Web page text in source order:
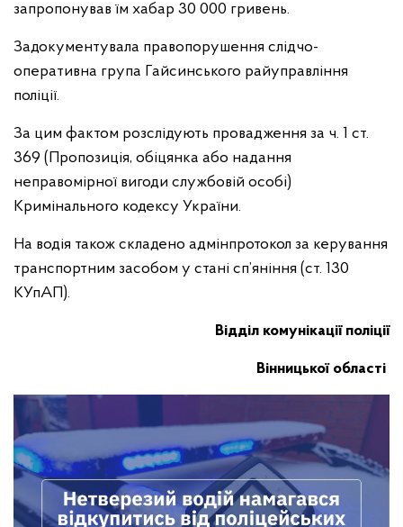
запропонував їм хабар 30 000 гривень.
Задокументувала правопорушення слідчо-
оперативна група Гайсинського райуправління
поліції.
За цим фактом розслідують провадження за ч. 1 ст.
369 (Пропозиція, обіцянка або надання
неправомірної вигоди службовій особі)
Кримінального кодексу України.
На водія також складено адмінпротокол за керування
транспортним засобом у стані сп’яніння (ст. 130
КУпАП).
Відділ комунікації поліції
Вінницької області